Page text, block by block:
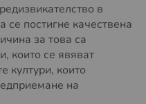
в
се постигне качествена
за това са
които се явяват
култури, които
на